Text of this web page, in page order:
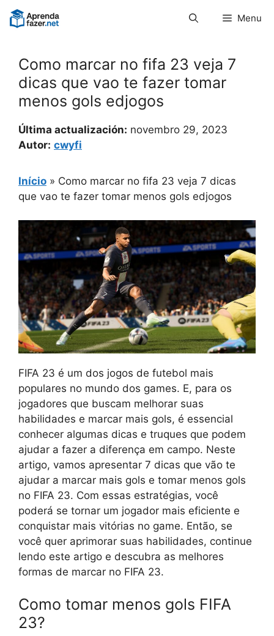
Pular
para
Menu
Como marcar no fifa 23 veja 7
dicas que vao te fazer tomar
menos gols edjogos
Última actualización: novembro 29, 2023
Autor: cwyfi
Início » Como marcar no fifa 23 veja 7 dicas
que vao te fazer tomar menos gols edjogos
FIFA 23 é um dos jogos de futebol mais
populares no mundo dos games. E, para os
jogadores que buscam melhorar suas
habilidades e marcar mais gols, é essencial
conhecer algumas dicas e truques que podem
ajudar a fazer a diferença em campo. Neste
artigo, vamos apresentar 7 dicas que vão te
ajudar a marcar mais gols e tomar menos gols
no FIFA 23. Com essas estratégias, você
poderá se tornar um jogador mais eficiente e
conquistar mais vitórias no game. Então, se
você quer aprimorar suas habilidades, continue
lendo este artigo e descubra as melhores
formas de marcar no FIFA 23.
Como tomar menos gols FIFA
23?